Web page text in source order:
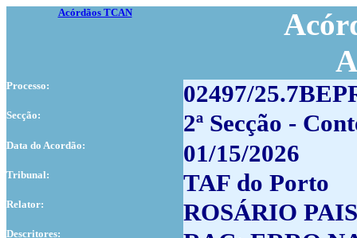
Acórdãos TCAN
Processo: 02497/
Secção: 2ª Secção -
Data do Acordão: 01/15/2026
Tribunal: TAF do Porto
Relator: ROSÁRIO PAIS
Descritores: